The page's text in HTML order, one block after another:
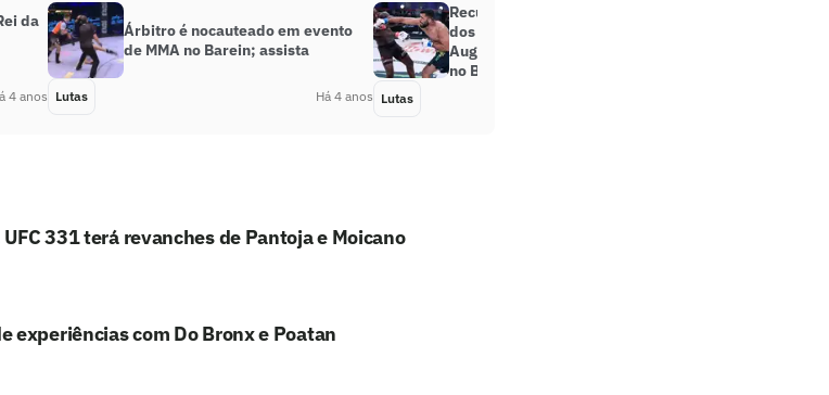
da
4 anos
Árbitro é nocauteado em evento
de MMA no Barein; assista
Lutas Há 4 anos
Recuperado da lesão que o afastou
dos cages por quase um ano, José
Augusto “Gugu” luta este sábado
no Bellator 276
Lutas
331 terá revanches de Pantoja e Moicano
experiências com Do Bronx e Poatan